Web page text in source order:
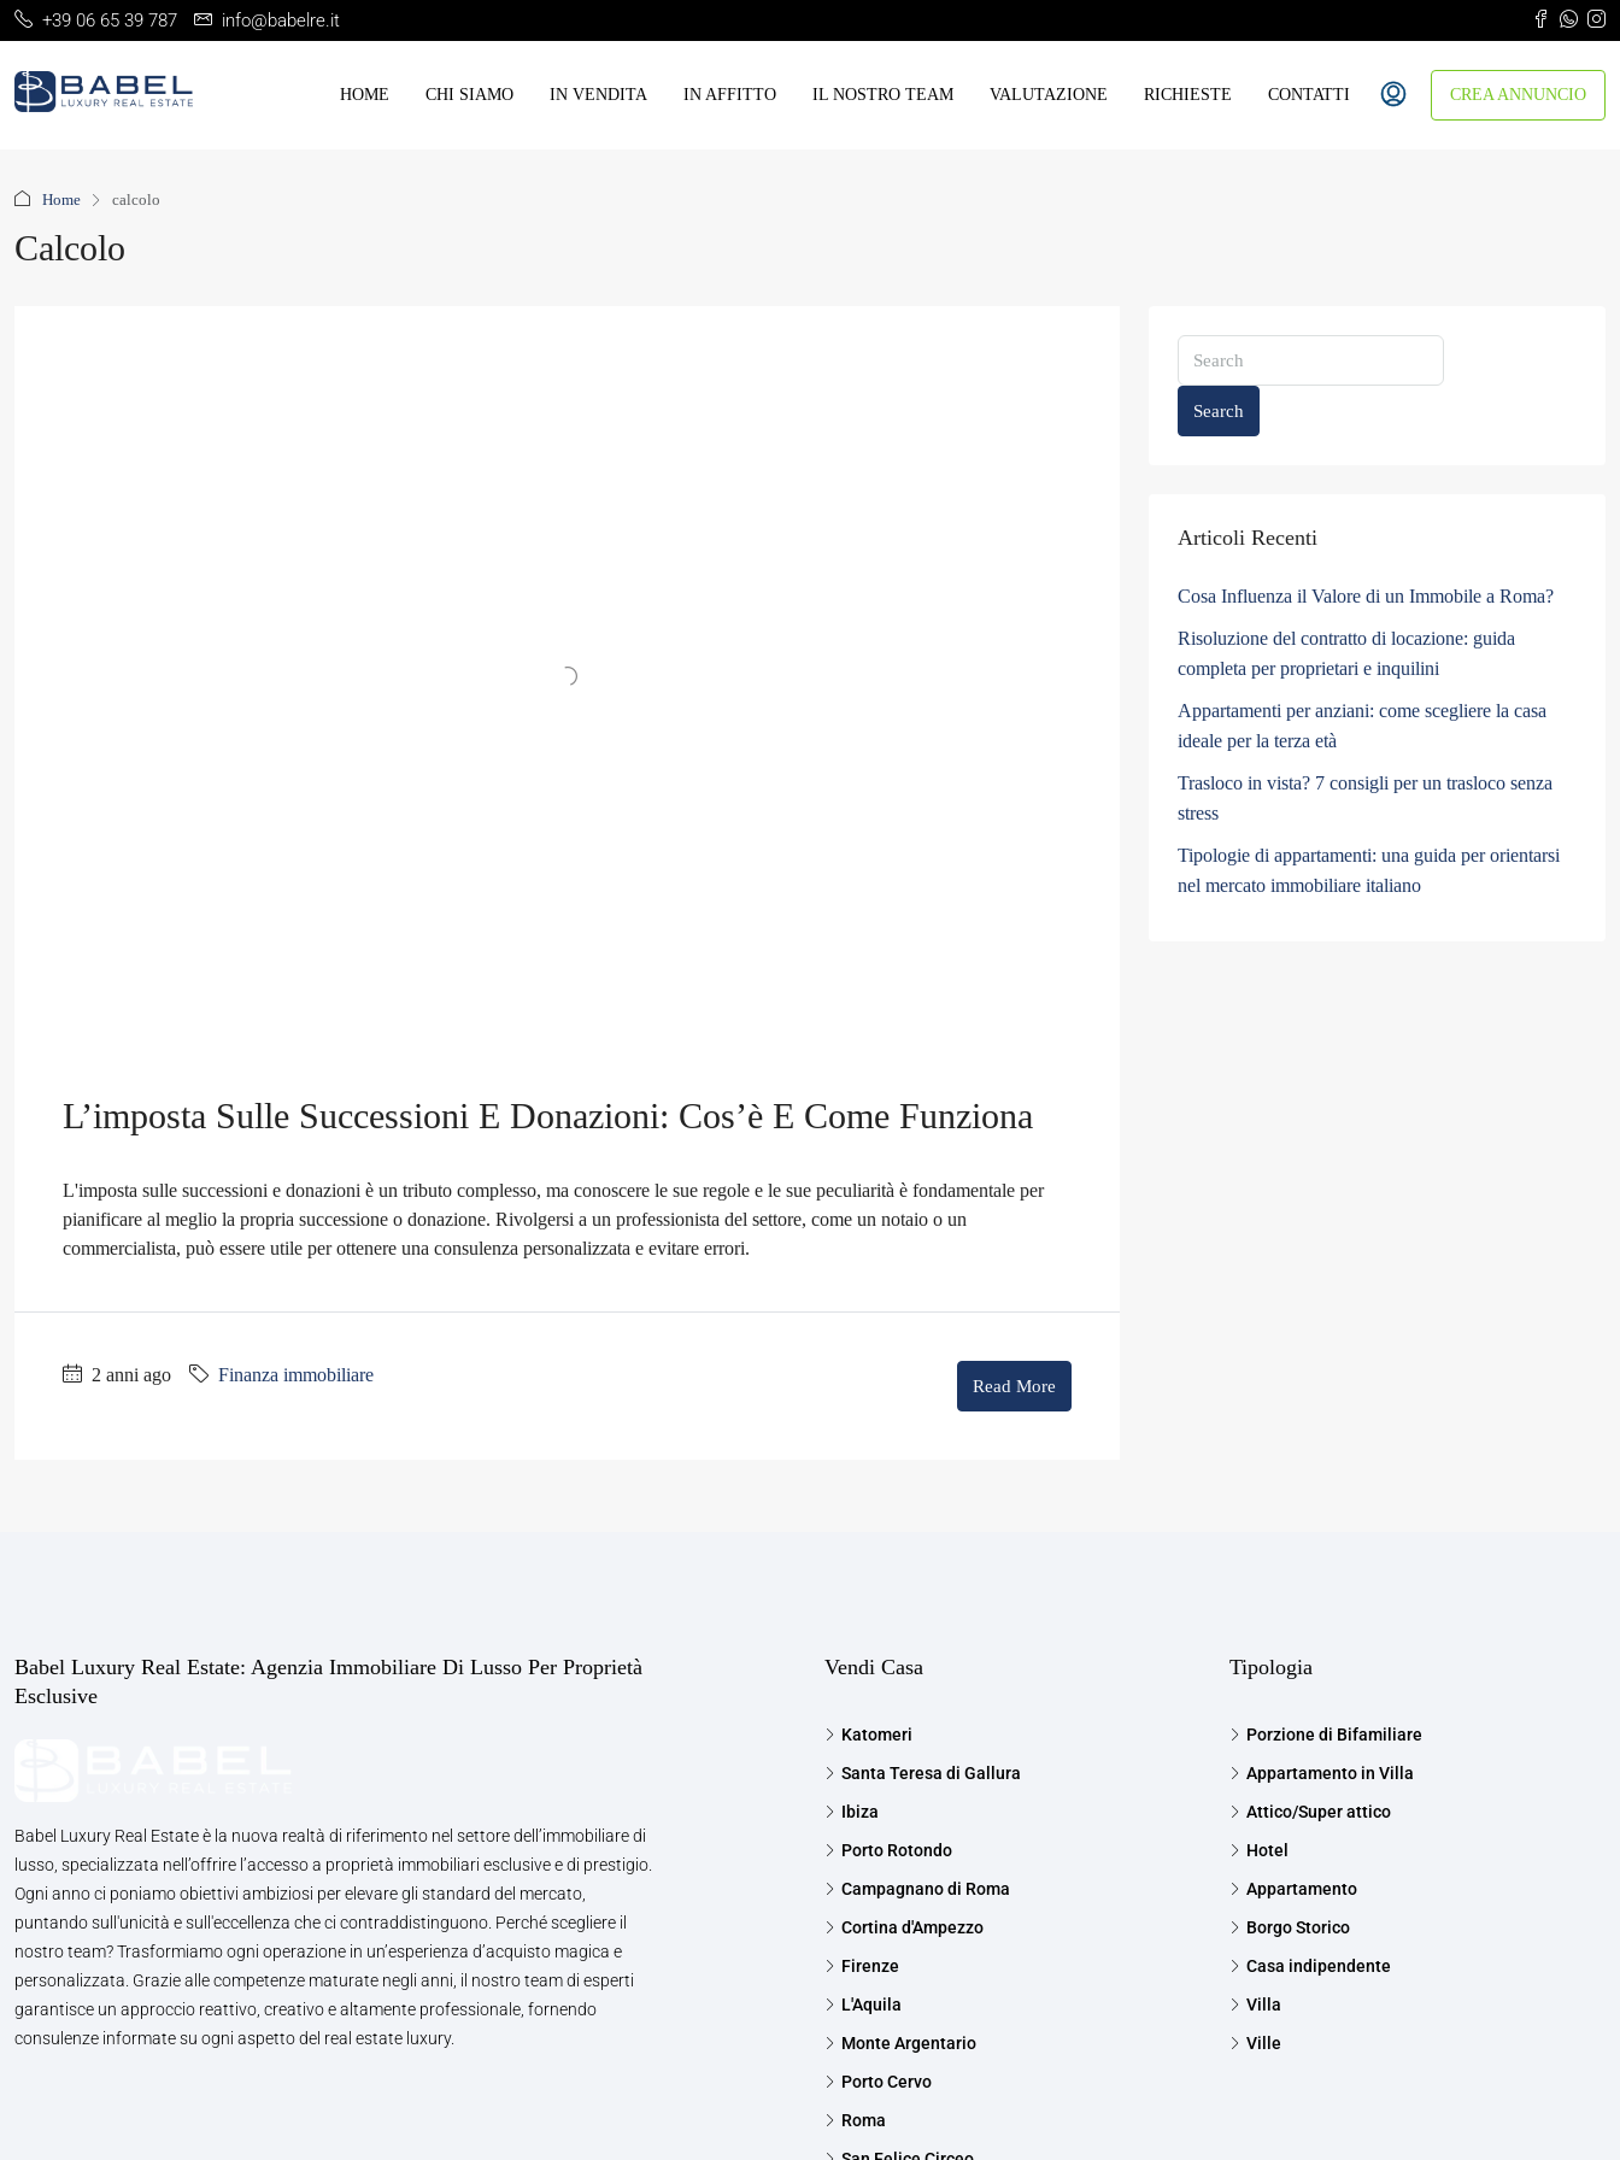
+39 06 65 39 787 info@babelre.it
HOME CHI SIAMO IN VENDITA IN AFFITTO IL NOSTRO TEAM VALUTAZIONE RICHIESTE CONTATTI CREA ANNUNCIO
Home calcolo
Calcolo
L’imposta Sulle Successioni E Donazioni: Cos’è E Come Funziona
L'imposta sulle successioni e donazioni è un tributo complesso, ma conoscere le sue regole e le sue peculiarità è fondamentale per
pianificare al meglio la propria successione o donazione. Rivolgersi a un professionista del settore, come un notaio o un
commercialista, può essere utile per ottenere una consulenza personalizzata e evitare errori.
2 anni ago Finanza immobiliare
Read More
Search
Articoli Recenti
Cosa Influenza il Valore di un Immobile a Roma?
Risoluzione del contratto di locazione: guida
completa per proprietari e inquilini
Appartamenti per anziani: come scegliere la casa
ideale per la terza età
Trasloco in vista? 7 consigli per un trasloco senza
stress
Tipologie di appartamenti: una guida per orientarsi
nel mercato immobiliare italiano
Babel Luxury Real Estate: Agenzia Immobiliare Di Lusso Per Proprietà
Esclusive
Babel Luxury Real Estate è la nuova realtà di riferimento nel settore dell’immobiliare di
lusso, specializzata nell’offrire l’accesso a proprietà immobiliari esclusive e di prestigio.
Ogni anno ci poniamo obiettivi ambiziosi per elevare gli standard del mercato,
puntando sull'unicità e sull'eccellenza che ci contraddistinguono. Perché scegliere il
nostro team? Trasformiamo ogni operazione in un’esperienza d’acquisto magica e
personalizzata. Grazie alle competenze maturate negli anni, il nostro team di esperti
garantisce un approccio reattivo, creativo e altamente professionale, fornendo
consulenze informate su ogni aspetto del real estate luxury.
Vendi Casa
Katomeri
Santa Teresa di Gallura
Ibiza
Porto Rotondo
Campagnano di Roma
Cortina d'Ampezzo
Firenze
L'Aquila
Monte Argentario
Porto Cervo
Roma
Tipologia
Porzione di Bifamiliare
Appartamento in Villa
Attico/Super attico
Hotel
Appartamento
Borgo Storico
Casa indipendente
Villa
Ville